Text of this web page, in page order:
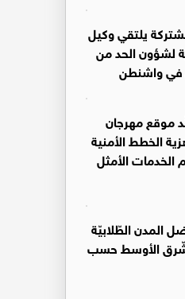
يلتقي وكيل
لشؤون الحد من
في واشنطن
موقع مهرجان
الخطط الأمنية
الخدمات الأمثل
المدن الطّلابيّة
الأوسط حسب